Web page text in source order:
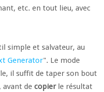
etc. en tout lieu, avec
simple et salvateur, au
Generator". Le mode
il suffit de taper son bout
avant de copier le résultat